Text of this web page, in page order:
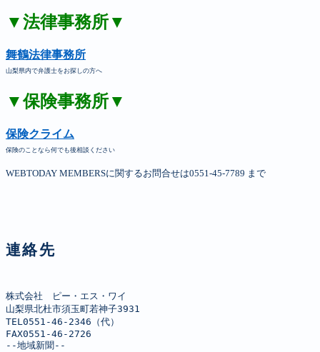
▼法律事務所▼
舞鶴法律事務所
山梨県内で弁護士をお探しの方へ
▼保険事務所▼
保険クライム
保険のことなら何でも後相談ください
WEBTODAY MEMBERSに関するお問合せは0551-45-7789 まで
連絡先
株式会社　ピー・エス・ワイ
山梨県北杜市須玉町若神子3931
TEL0551-46-2346（代）
FAX0551-46-2726
--地域新聞--